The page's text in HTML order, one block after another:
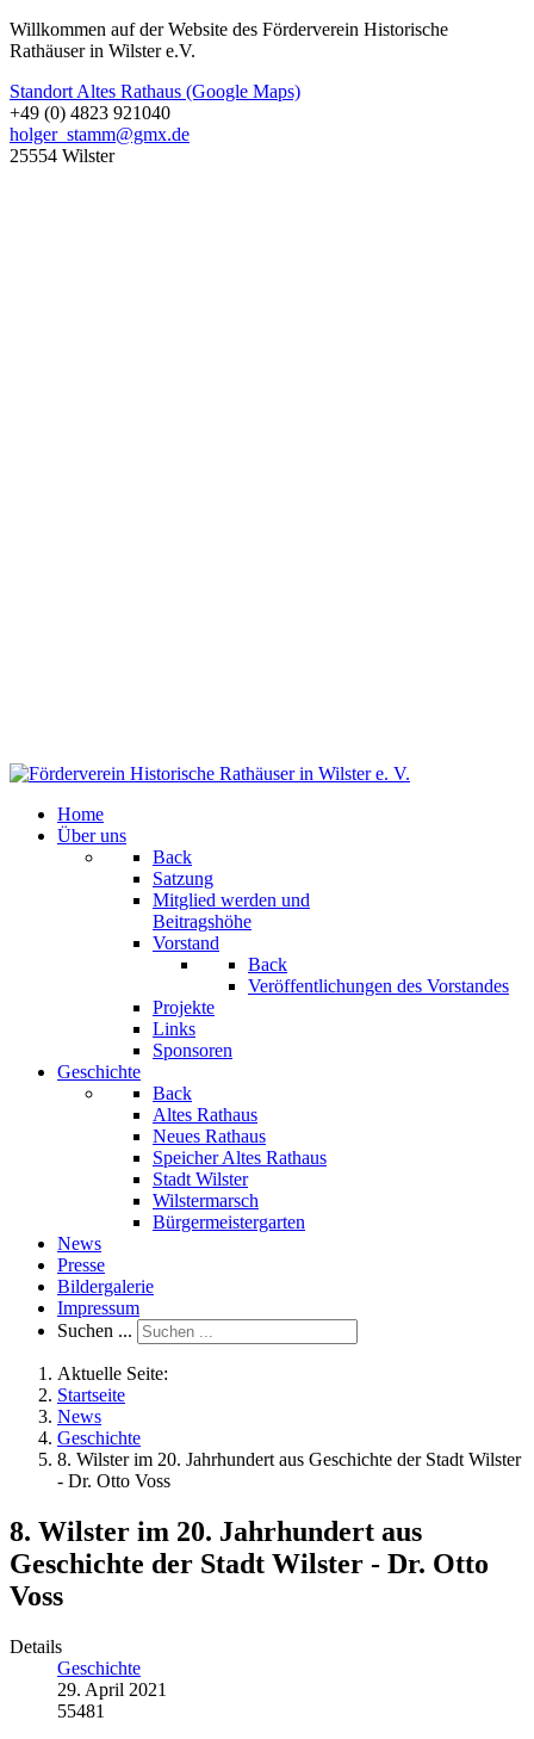
Willkommen auf der Website des Förderverein Historische
Rathäuser in Wilster e.V.
Standort Altes Rathaus (Google Maps)
+49 (0) 4823 921040
holger_stamm@gmx.de
25554 Wilster
Home
Über uns
Back
Satzung
Mitglied werden und
Beitragshöhe
Vorstand
Back
Veröffentlichungen des Vorstandes
Projekte
Links
Sponsoren
Geschichte
Back
Altes Rathaus
Neues Rathaus
Speicher Altes Rathaus
Stadt Wilster
Wilstermarsch
Bürgermeistergarten
News
Presse
Bildergalerie
Impressum
Suchen ...
Aktuelle Seite:
Startseite
News
Geschichte
8. Wilster im 20. Jahrhundert aus Geschichte der Stadt Wilster
- Dr. Otto Voss
8. Wilster im 20. Jahrhundert aus
Geschichte der Stadt Wilster - Dr. Otto
Voss
Details
Geschichte
29. April 2021
55481